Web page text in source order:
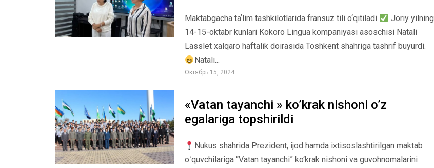
Maktabgacha taʼlim tashkilotlarida fransuz tili o‘qitiladi
Joriy yilning
14-15-oktabr kunlari Kokoro Lingua kompaniyasi asoschisi Natali
Lasslet xalqaro haftalik doirasida Toshkent shahriga tashrif buyurdi.
Natali...
Октябрь 15, 2024
«Vatan tayanchi » ko’krak nishoni o’z
egalariga topshirildi
Nukus shahrida Prezident, ijod hamda ixtisoslashtirilgan maktab
oʻquvchilariga “Vatan tayanchi” ko‘krak nishoni va guvohnomalarini